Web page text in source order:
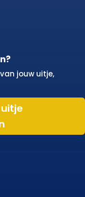
jouw uitje,